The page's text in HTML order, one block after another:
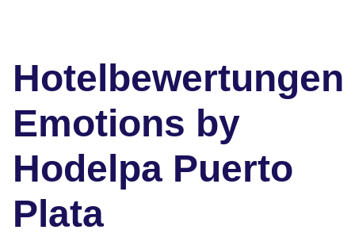
Hotelbewertungen
Emotions by
Hodelpa Puerto
Plata